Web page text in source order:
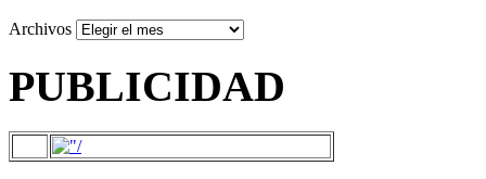
Archivos
PUBLICIDAD